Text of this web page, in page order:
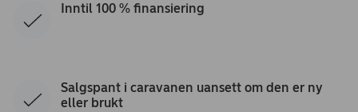
Inntil 100 % finansiering
Salgspant i caravanen uansett om den er ny
eller brukt